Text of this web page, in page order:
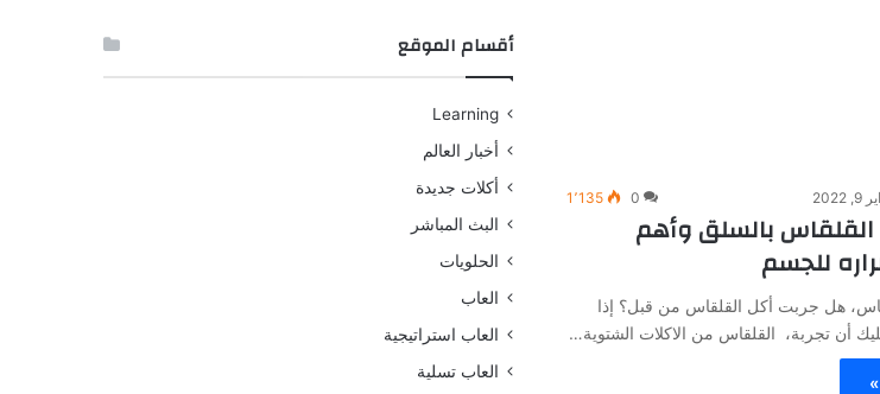
0 1٬135
بالسلق وأهم
للجسم
هل جربت أكل القلقاس من قبل؟ إذا
أن تجربة، القلقاس من الاكلات الشتوية…
أقسام الموقع
Learning
أخبار العالم
أكلات جديدة
البث المباشر
الحلويات
العاب
العاب استراتيجية
العاب تسلية